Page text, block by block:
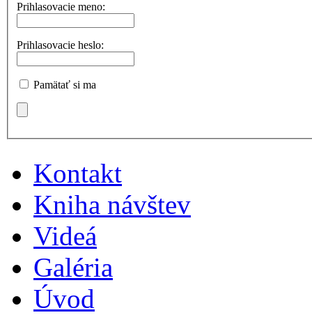
Prihlasovacie meno:
Prihlasovacie heslo:
Pamätať si ma
Kontakt
Kniha návštev
Videá
Galéria
Úvod